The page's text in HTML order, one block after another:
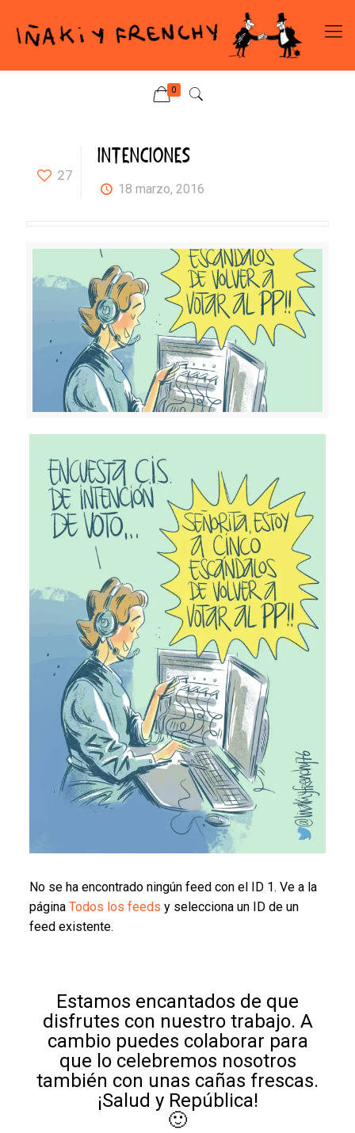
0
27
INTENCIONES
18 marzo, 2016
No se ha encontrado ningún feed con el ID 1. Ve a la
página Todos los feeds y selecciona un ID de un
feed existente.
Estamos encantados de que
disfrutes con nuestro trabajo. A
cambio puedes colaborar para
que lo celebremos nosotros
también con unas cañas frescas.
¡Salud y República!
🙂